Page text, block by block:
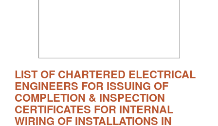
LIST OF CHARTERED ELECTRICAL
ENGINEERS FOR ISSUING OF
COMPLETION & INSPECTION
CERTIFICATES FOR INTERNAL
WIRING OF INSTALLATIONS IN